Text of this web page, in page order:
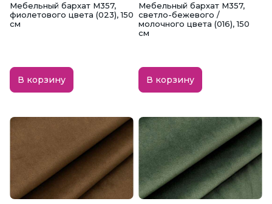
Мебельный бархат M357,
фиолетового цвета (023), 150
см
В корзину
Мебельный бархат M357,
светло-бежевого /
молочного цвета (016), 150
см
В корзину